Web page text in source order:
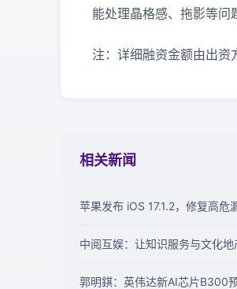
能处理晶格感、拖影等问
注：详细融资金额由出资
相关新闻
苹果发布 iOS 17.1.2，修复高危
中阅互娱：让知识服务与文化地
郭明錤：英伟达新AI芯片B300